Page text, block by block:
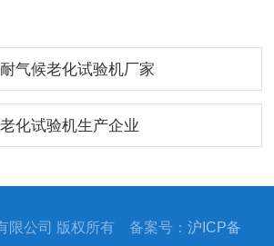
气候老化试验机厂家
化试验机生产企业
限公司 版权所有 备案号：沪ICP备